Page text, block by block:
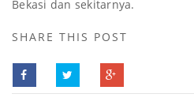
Bekasi dan sekitarnya.
SHARE THIS POST